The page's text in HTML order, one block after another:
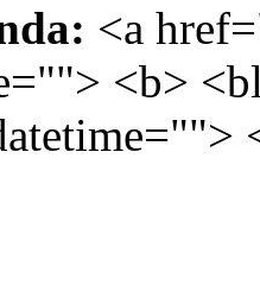
<a
<b>